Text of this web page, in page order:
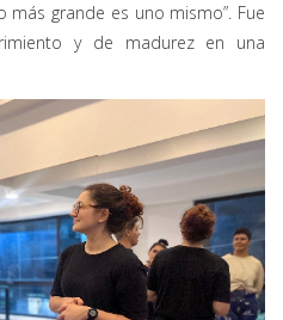
más grande es uno mismo”. Fue
y de madurez en una